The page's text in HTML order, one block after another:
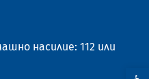
насилие: 112 или